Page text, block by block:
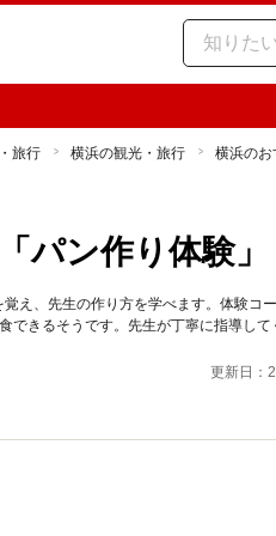
旅行 横浜の観光・旅行 横浜のお
パン作り体験」
え、先生の作り方を学べます。体験コ
できるそうです。先生が丁寧に指導し
更新日：